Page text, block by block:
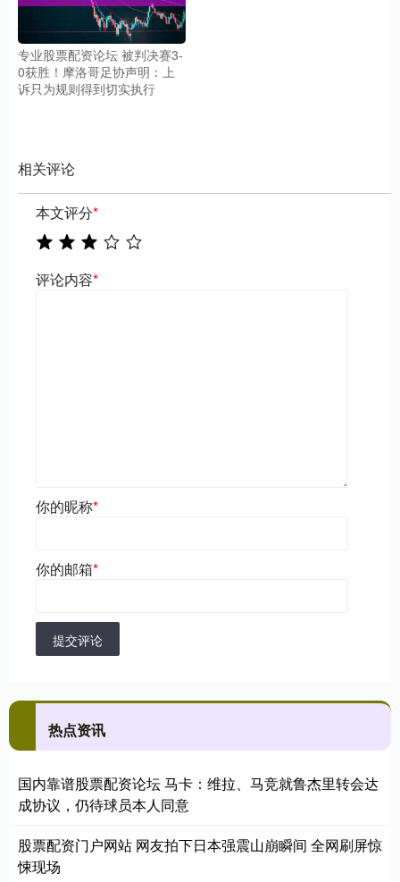
专业股票配资论坛 被判决赛3-
0获胜！摩洛哥足协声明：上
诉只为规则得到切实执行
相关评论
本文评分*
评论内容*
你的昵称*
你的邮箱*
提交评论
热点资讯
国内靠谱股票配资论坛 马卡：维拉、马竞就鲁杰里转会达
成协议，仍待球员本人同意
股票配资门户网站 网友拍下日本强震山崩瞬间 全网刷屏惊
悚现场